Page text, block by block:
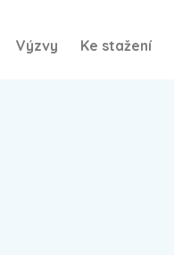
Výzvy Ke stažení